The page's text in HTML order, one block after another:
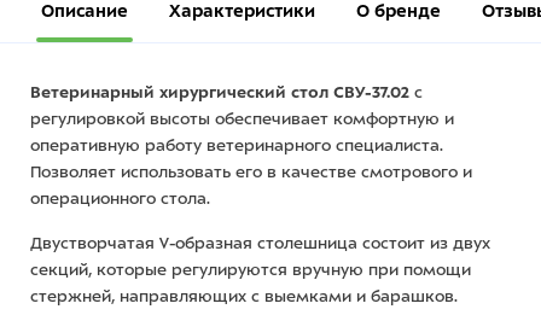
Описание Характеристики О бренде
Ветеринарный хирургический стол СВУ-37.02 с
регулировкой высоты обеспечивает комфортную и
оперативную работу ветеринарного специалиста.
Позволяет использовать его в качестве смотрового и
операционного стола.
Двустворчатая V-образная столешница состоит из двух
секций, которые регулируются вручную при помощи
стержней, направляющих с выемками и барашков.